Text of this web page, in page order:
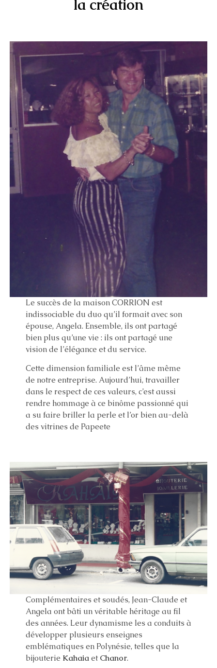
la création
Le succès de la maison CORRION est
indissociable du duo qu’il formait avec son
épouse, Angela. Ensemble, ils ont partagé
bien plus qu’une vie : ils ont partagé une
vision de l’élégance et du service.
Cette dimension familiale est l’âme même
de notre entreprise. Aujourd’hui, travailler
dans le respect de ces valeurs, c’est aussi
rendre hommage à ce binôme passionné qui
a su faire briller la perle et l’or bien au-delà
des vitrines de Papeete
Complémentaires et soudés, Jean-Claude et
Angela ont bâti un véritable héritage au fil
des années. Leur dynamisme les a conduits à
développer plusieurs enseignes
emblématiques en Polynésie, telles que la
bijouterie Kahaiaet Chanor.